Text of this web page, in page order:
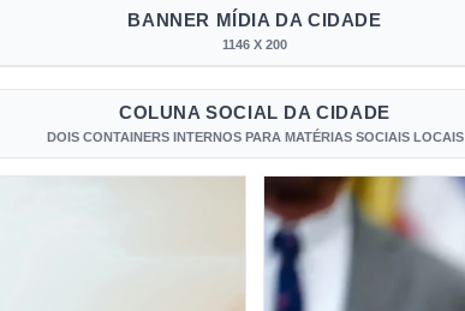
BANNER MÍDIA DA CIDADE
1146 X 200
COLUNA SOCIAL DA CIDADE
DOIS CONTAINERS INTERNOS PARA MATÉRIAS SOCIAIS LOCAIS